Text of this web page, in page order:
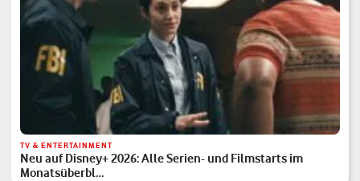
TV & ENTERTAINMENT
Neu auf Disney+ 2026: Alle Serien- und Filmstarts im
Monatsüberbl…